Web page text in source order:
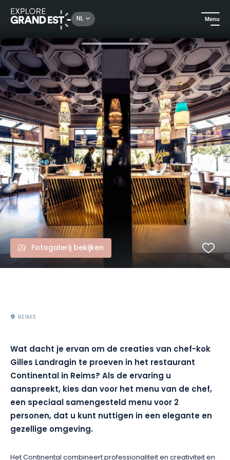
NL Menu
Kijk je ogen uit in de Grand Est Menu van de chef voor twee in het Continental Hotel Reims
Fotogalerij bekijken
REIMS
Wat dacht je ervan om de creaties van chef-kok
Gilles Landragin te proeven in het restaurant
Continental in Reims? Als de ervaring u
aanspreekt, kies dan voor het menu van de chef,
een speciaal samengesteld menu voor 2
personen, dat u kunt nuttigen in een elegante en
gezellige omgeving.
Het Continental combineert professionaliteit en creativiteit en